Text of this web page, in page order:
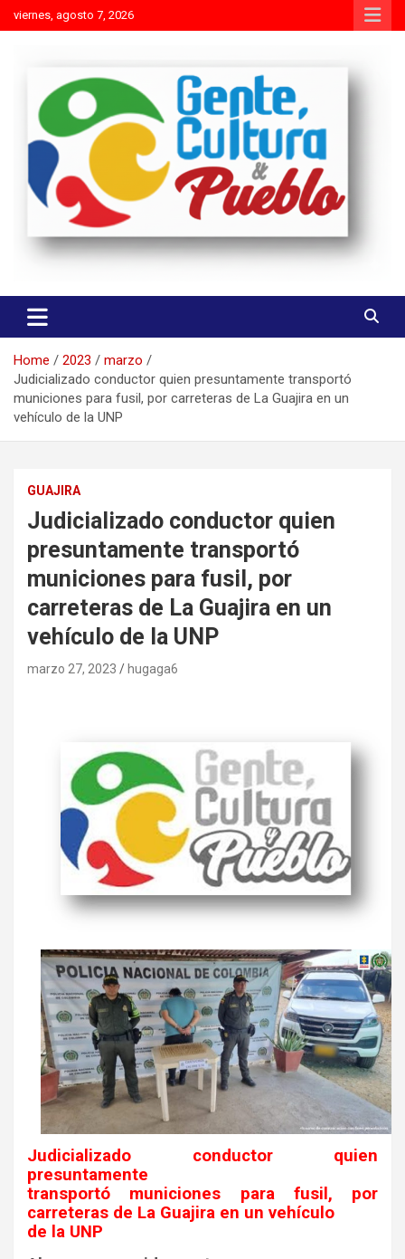
Skip
to
viernes, agosto 7, 2026
Gente Cultura y Pueblo
Home 2023
marzo
Judicializado conductor quien presuntamente transportó
municiones para fusil, por carreteras de La Guajira en un
vehículo de la UNP
GUAJIRA
Judicializado conductor quien
presuntamente transportó
municiones para fusil, por
carreteras de La Guajira en un
vehículo de la UNP
marzo 27, 2023 hugaga6
Judicializado conductor quien
presuntamente
transportó municiones para fusil, por
carreteras de La Guajira en un vehículo
de la UNP